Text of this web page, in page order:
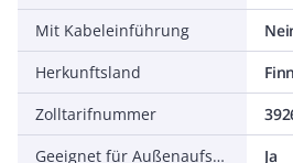
Mit Kabeleinführung
Herkunftsland
Zolltarifnummer
Geeignet für Außenaufstellung
Ja